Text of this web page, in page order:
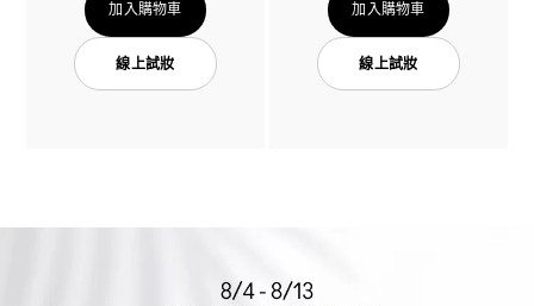
加入購物車
線上試妝
加入購物車
線上試妝